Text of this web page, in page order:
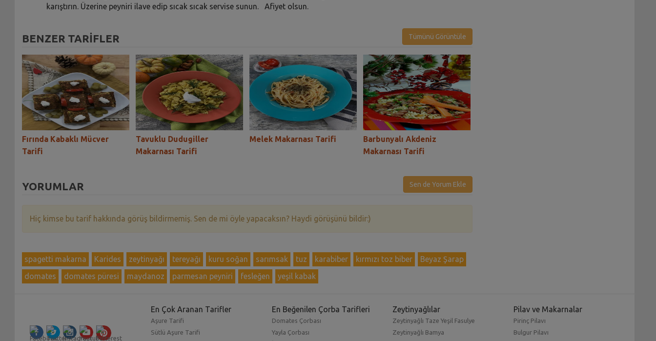
karıştırın. Üzerine peyniri ilave edip sıcak sıcak servise sunun. Afiyet olsun.
BENZER TARİFLER Tümünü Görüntüle
Fırında Kabaklı Mücver
Tarifi
Tavuklu Dudugiller
Makarnası Tarifi
Melek Makarnası Tarifi
Barbunyalı Akdeniz
Makarnası Tarifi
YORUMLAR Sen de Yorum Ekle
Hiç kimse bu tarif hakkında görüş bildirmemiş. Sen de mi öyle yapacaksın? Haydi görüşünü bildir:)
spagetti makarna Karides zeytinyağı tereyağı kuru soğan sarımsak tuz karabiber kırmızı toz biber
Beyaz Şarap
domates
domates püresi maydanoz parmesan peyniri fesleğen yeşil kabak
En Çok Aranan Tarifler
Aşure Tarifi
Sütlü Aşure Tarifi
En Beğenilen Çorba Tarifleri
Domates Çorbası
Yayla Çorbası
Zeytinyağlılar
Zeytinyağlı Taze Yeşil Fasulye
Zeytinyağlı Bamya
Pilav ve Makarnalar
Pirinç Pilavı
Bulgur Pilavı